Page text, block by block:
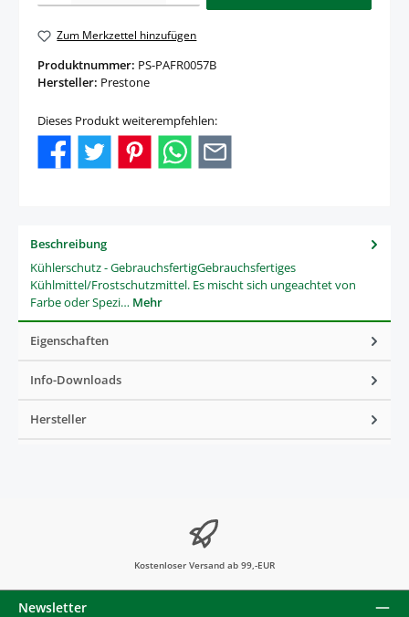
Zum Merkzettel hinzufügen
Produktnummer: PS-PAFR0057B
Hersteller: Prestone
Dieses Produkt weiterempfehlen:
Beschreibung
Kühlerschutz - GebrauchsfertigGebrauchsfertiges
Kühlmittel/Frostschutzmittel. Es mischt sich ungeachtet von
Farbe oder Spezi… Mehr
Eigenschaften
Info-Downloads
Hersteller
Kostenloser Versand ab 99,-EUR
Newsletter